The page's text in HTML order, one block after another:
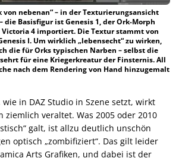
von nebenan“ – in der Texturierungsansicht
die Basisfigur ist Genesis 1, der Ork-Morph
4 importiert. Die Textur stammt von
I. Um wirklich „lebensecht“ zu wirken,
die für Orks typischen Narben – selbst die
für eine Kriegerkreatur der Finsternis. All
nach dem Rendering von Hand hinzugemalt
wie in DAZ Studio in Szene setzt, wirkt
ziemlich veraltet. Was 2005 oder 2010
galt, ist allzu deutlich unschön
optisch „zombifiziert“. Das gilt leider
Arts Grafiken, und dabei ist der